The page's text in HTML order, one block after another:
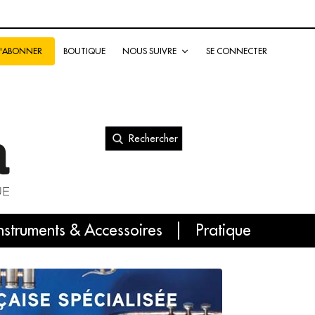
BOUTIQUE NOUS SUIVRE SE CONNECTER
Rechercher
& Accessoires Pratique